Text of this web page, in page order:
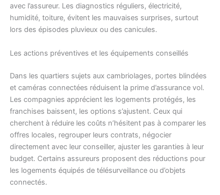
avec l’assureur. Les diagnostics réguliers, électricité,
humidité, toiture, évitent les mauvaises surprises, surtout
lors des épisodes pluvieux ou des canicules.
Les actions préventives et les équipements conseillés
Dans les quartiers sujets aux cambriolages, portes blindées
et caméras connectées réduisent la prime d’assurance vol.
Les compagnies apprécient les logements protégés, les
franchises baissent, les options s’ajustent. Ceux qui
cherchent à réduire les coûts n’hésitent pas à comparer les
offres locales, regrouper leurs contrats, négocier
directement avec leur conseiller, ajuster les garanties à leur
budget. Certains assureurs proposent des réductions pour
les logements équipés de télésurveillance ou d’objets
connectés.